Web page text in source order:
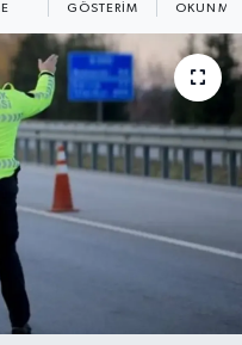
GÖSTERIM OKUNMA